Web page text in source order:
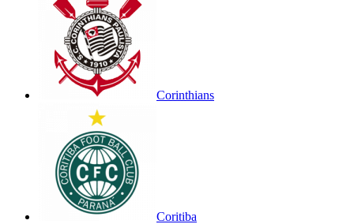
Corinthians
Coritiba